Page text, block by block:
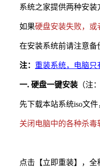
系统之家提供两种安装
如果硬盘安装失败，或
在安装系统前请注意备份
注： 重装系统，电脑只
一. 硬盘一键安装 （注
先下载本站系统iso文件
关闭电脑中的各种杀毒
点击【立即重装】，全程